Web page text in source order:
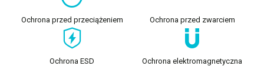
Ochrona przed przeciążeniem Ochrona przed zwarciem
Ochrona ESD Ochrona elektromagnetyczna